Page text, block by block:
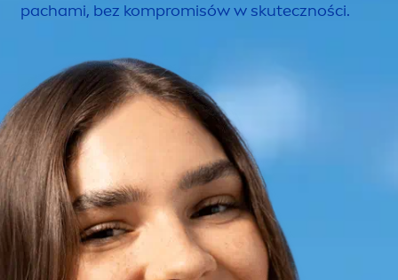
pachami, bez kompromisów w skuteczności.